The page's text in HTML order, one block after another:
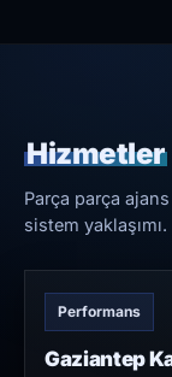
Hizmetler
Parça parça
sistem yaklaşımı.
Performans
Gaziantep